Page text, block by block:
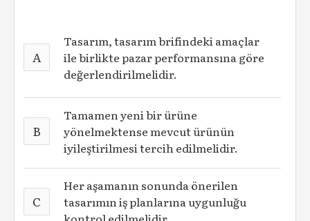
A
Tasarım, tasarım brifindeki amaçlar
ile birlikte pazar performansına göre
değerlendirilmelidir.
B
Tamamen yeni bir ürüne
yönelmektense mevcut ürünün
iyileştirilmesi tercih edilmelidir.
C
Her aşamanın sonunda önerilen
tasarımın iş planlarına uygunluğu